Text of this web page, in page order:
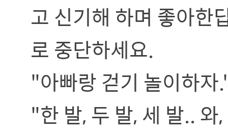
고 신기해 하며 좋아한
로 중단하세요.
"아빠랑 걷기 놀이하자
"한 발, 두 발, 세 발..